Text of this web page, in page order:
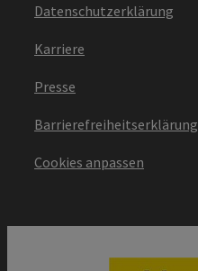
Datenschutzerklärung
Karriere
Presse
Barrierefreiheitserklärung
Cookies anpassen